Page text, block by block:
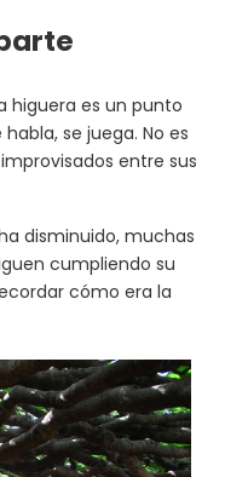
higuera es un punto
se juega. No es
entre sus
disminuido, muchas
cumpliendo su
cómo era la